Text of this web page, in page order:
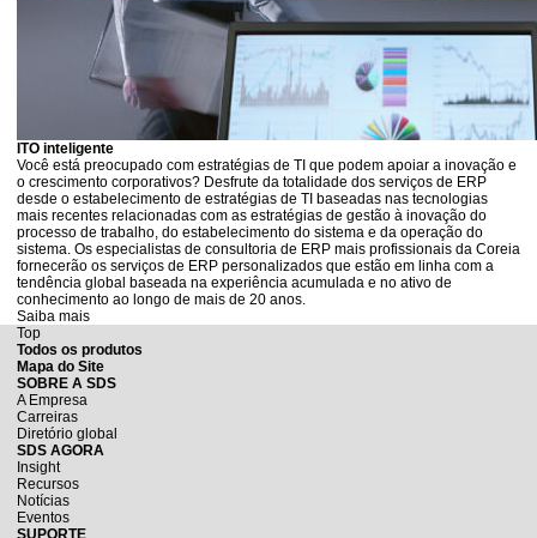
ITO inteligente
Você está preocupado com estratégias de TI que podem apoiar a inovação e
o crescimento corporativos? Desfrute da totalidade dos serviços de ERP
desde o estabelecimento de estratégias de TI baseadas nas tecnologias
mais recentes relacionadas com as estratégias de gestão à inovação do
processo de trabalho, do estabelecimento do sistema e da operação do
sistema. Os especialistas de consultoria de ERP mais profissionais da Coreia
fornecerão os serviços de ERP personalizados que estão em linha com a
tendência global baseada na experiência acumulada e no ativo de
conhecimento ao longo de mais de 20 anos.
Saiba mais
Top
Todos os produtos
Mapa do Site
SOBRE A SDS
A Empresa
Carreiras
Diretório global
SDS AGORA
Insight
Recursos
Notícias
Eventos
SUPORTE